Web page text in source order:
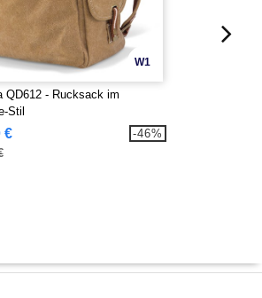
W1
QD612 - Rucksack im
Stil
€ -46%